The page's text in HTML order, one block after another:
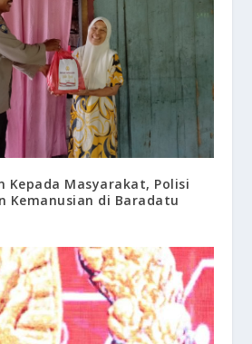
Kepada Masyarakat, Polisi
Kemanusian di Baradatu